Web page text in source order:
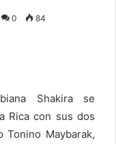
0 84
Shakira se
Rica con sus dos
Maybarak,